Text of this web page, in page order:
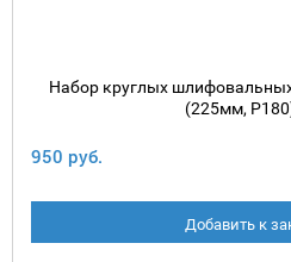
Набор круглых
(225мм,
950 руб.
Добавить к